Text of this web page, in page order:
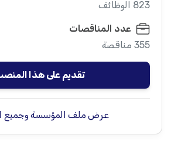
823 الوظائف
عدد المناقصات
355 مناقصة
تقديم على هذا
عرض ملف المؤسسة وجميع